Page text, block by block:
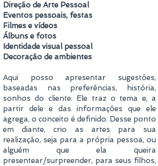
Direção de Arte Pessoal
Eventos pessoais, festas
Filmes e vídeos
Álbuns e fotos
Identidade visual pessoal
Decoração de ambientes
Aqui posso apresentar sugestões,
baseadas nas preferências, história,
sonhos do cliente. Ele traz o tema e, a
partir dele e das informações que ele
agrega, o conceito é definido. Desse ponto
em diante, crio as artes para sua
realização, seja para a própria pessoa, ou
alguém que ela queira
presentear/surpreender, para seus filhos,